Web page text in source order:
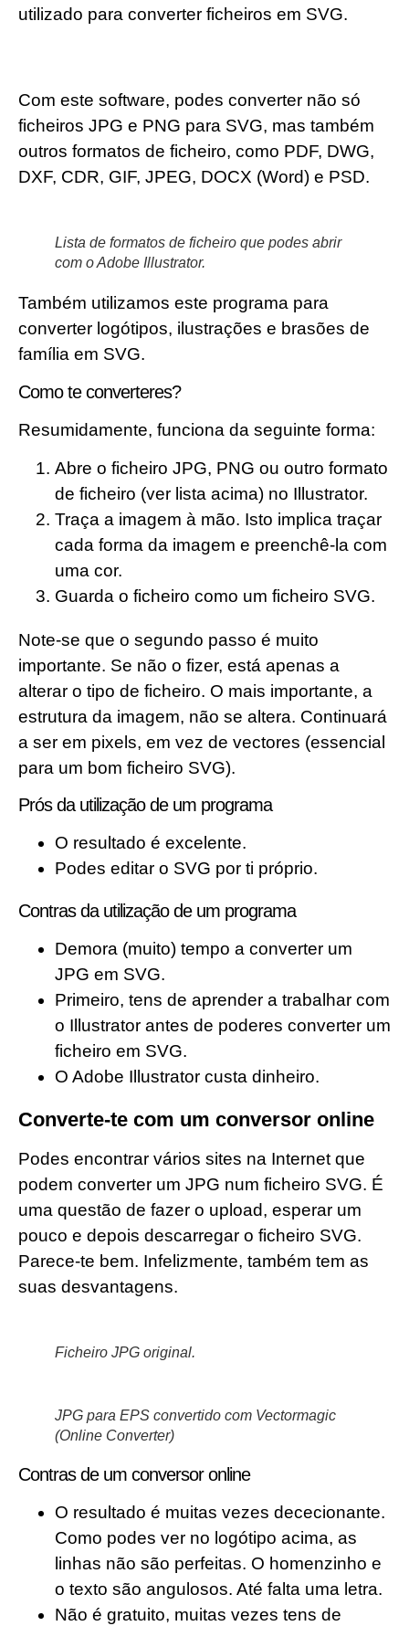
utilizado para converter ficheiros em SVG.
Com este software, podes converter não só
ficheiros JPG e PNG para SVG, mas também
outros formatos de ficheiro, como PDF, DWG,
DXF, CDR, GIF, JPEG, DOCX (Word) e PSD.
Lista de formatos de ficheiro que podes abrir
com o Adobe Illustrator.
Também utilizamos este programa para
converter logótipos, ilustrações e brasões de
família em SVG.
Como te converteres?
Resumidamente, funciona da seguinte forma:
Abre o ficheiro JPG, PNG ou outro formato
de ficheiro (ver lista acima) no Illustrator.
Traça a imagem à mão. Isto implica traçar
cada forma da imagem e preenchê-la com
uma cor.
Guarda o ficheiro como um ficheiro SVG.
Note-se que o segundo passo é muito
importante. Se não o fizer, está apenas a
alterar o tipo de ficheiro. O mais importante, a
estrutura da imagem, não se altera. Continuará
a ser em pixels, em vez de vectores (essencial
para um bom ficheiro SVG).
Prós da utilização de um programa
O resultado é excelente.
Podes editar o SVG por ti próprio.
Contras da utilização de um programa
Demora (muito) tempo a converter um
JPG em SVG.
Primeiro, tens de aprender a trabalhar com
o Illustrator antes de poderes converter um
ficheiro em SVG.
O Adobe Illustrator custa dinheiro.
Converte-te com um conversor online
Podes encontrar vários sites na Internet que
podem converter um JPG num ficheiro SVG. É
uma questão de fazer o upload, esperar um
pouco e depois descarregar o ficheiro SVG.
Parece-te bem. Infelizmente, também tem as
suas desvantagens.
Ficheiro JPG original.
JPG para EPS convertido com Vectormagic
(Online Converter)
Contras de um conversor online
O resultado é muitas vezes dececionante.
Como podes ver no logótipo acima, as
linhas não são perfeitas. O homenzinho e
o texto são angulosos. Até falta uma letra.
Não é gratuito, muitas vezes tens de